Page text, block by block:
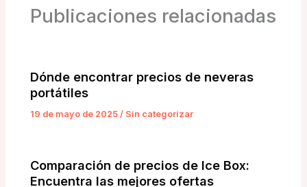
Publicaciones relacionadas
Dónde encontrar precios de neveras
portátiles
19 de mayo de 2025 / Sin categorizar
Comparación de precios de Ice Box:
Encuentra las mejores ofertas